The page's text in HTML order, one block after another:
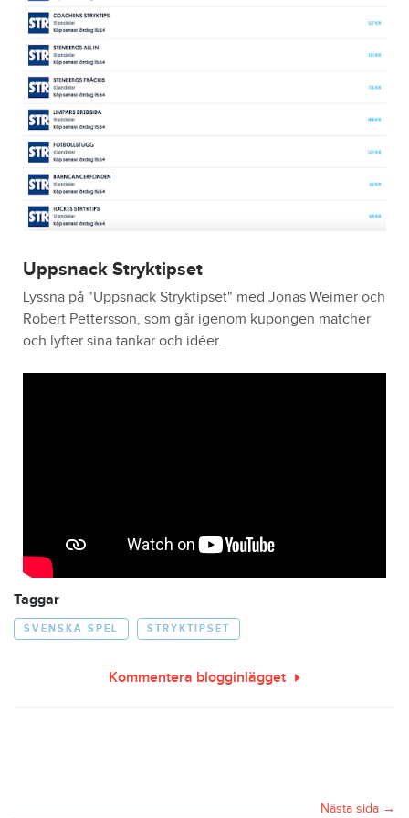
Uppsnack Stryktipset
Lyssna på "Uppsnack Stryktipset" med Jonas Weimer och
Robert Pettersson, som går igenom kupongen matcher
och lyfter sina tankar och idéer.
Taggar
SVENSKA SPEL STRYKTIPSET
Kommentera blogginlägget
Nästa sida →